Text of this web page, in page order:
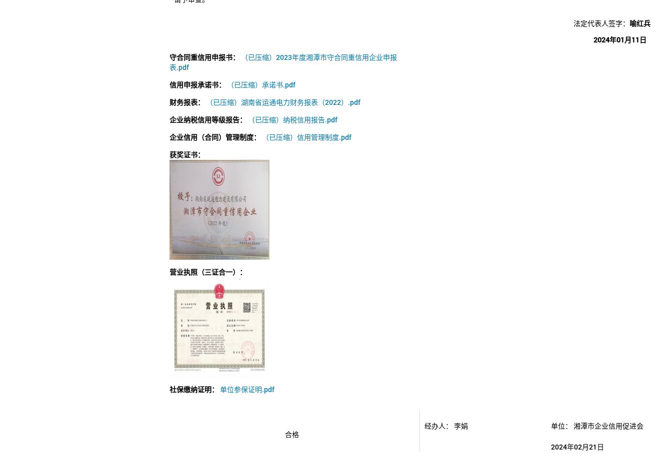
法定代表人签字： 喻红兵
2024年01月11日
守合同重信用申报书：
（已压缩）2023年度湘潭市守合同重信用企业申报
表.pdf
信用申报承诺书：
（已压缩）承诺书.pdf
财务报表：
（已压缩）湖南省运通电力财务报表（2022）.pdf
企业纳税信用等级报告：
（已压缩）纳税信用报告.pdf
企业信用（合同）管理制度：
（已压缩）信用管理制度.pdf
获奖证书：
营业执照（三证合一）：
社保缴纳证明： 单位参保证明.pdf
合格
经办人： 李娟 单位： 湘潭市企业信用促进会
2024年02月21日